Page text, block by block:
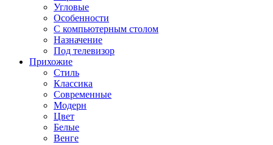
Угловые
Особенности
С компьютерным столом
Назначение
Под телевизор
Прихожие
Стиль
Классика
Современные
Модерн
Цвет
Белые
Венге